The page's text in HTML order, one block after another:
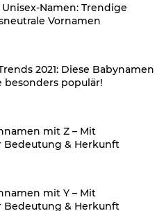
Namen: Trendige
Vornamen
2021: Diese Babynamen
besonders populär!
mit Z – Mit
Bedeutung & Herkunft
mit Y – Mit
Bedeutung & Herkunft